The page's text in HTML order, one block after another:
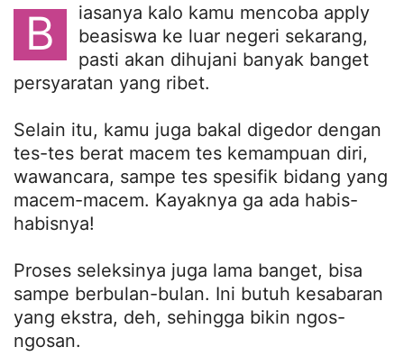
B
iasanya kalo kamu mencoba apply
beasiswa ke luar negeri sekarang,
pasti akan dihujani banyak banget
persyaratan yang ribet.
Selain itu, kamu juga bakal digedor dengan
tes-tes berat macem tes kemampuan diri,
wawancara, sampe tes spesifik bidang yang
macem-macem. Kayaknya ga ada habis-
habisnya!
Proses seleksinya juga lama banget, bisa
sampe berbulan-bulan. Ini butuh kesabaran
yang ekstra, deh, sehingga bikin ngos-
ngosan.